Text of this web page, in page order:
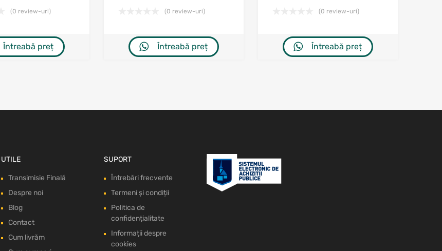
(0 review-uri)
Întreabă preț
(0 review-uri)
Întreabă preț
(0 review-uri)
Întreabă preț
UTILE
Transimisie Finală
Despre noi
Blog
Contact
Cum livrăm
SUPORT
Întrebări frecvente
Termeni și condiții
Politica de
confidențialitate
Informații despre
cookies